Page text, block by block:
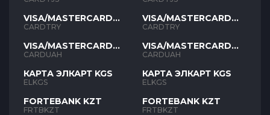
VISA/MASTERCARD
TYR
CARDTRY
VISA/MASTERCARD
UAH
CARDUAH
КАРТА ЭЛКАРТ KGS
ELKGS
FORTEBANK KZT
FRTBKZT
VISA/MASTERCARD
TYR
CARDTRY
VISA/MASTERCARD
UAH
CARDUAH
КАРТА ЭЛКАРТ KGS
ELKGS
FORTEBANK KZT
FRTBKZT